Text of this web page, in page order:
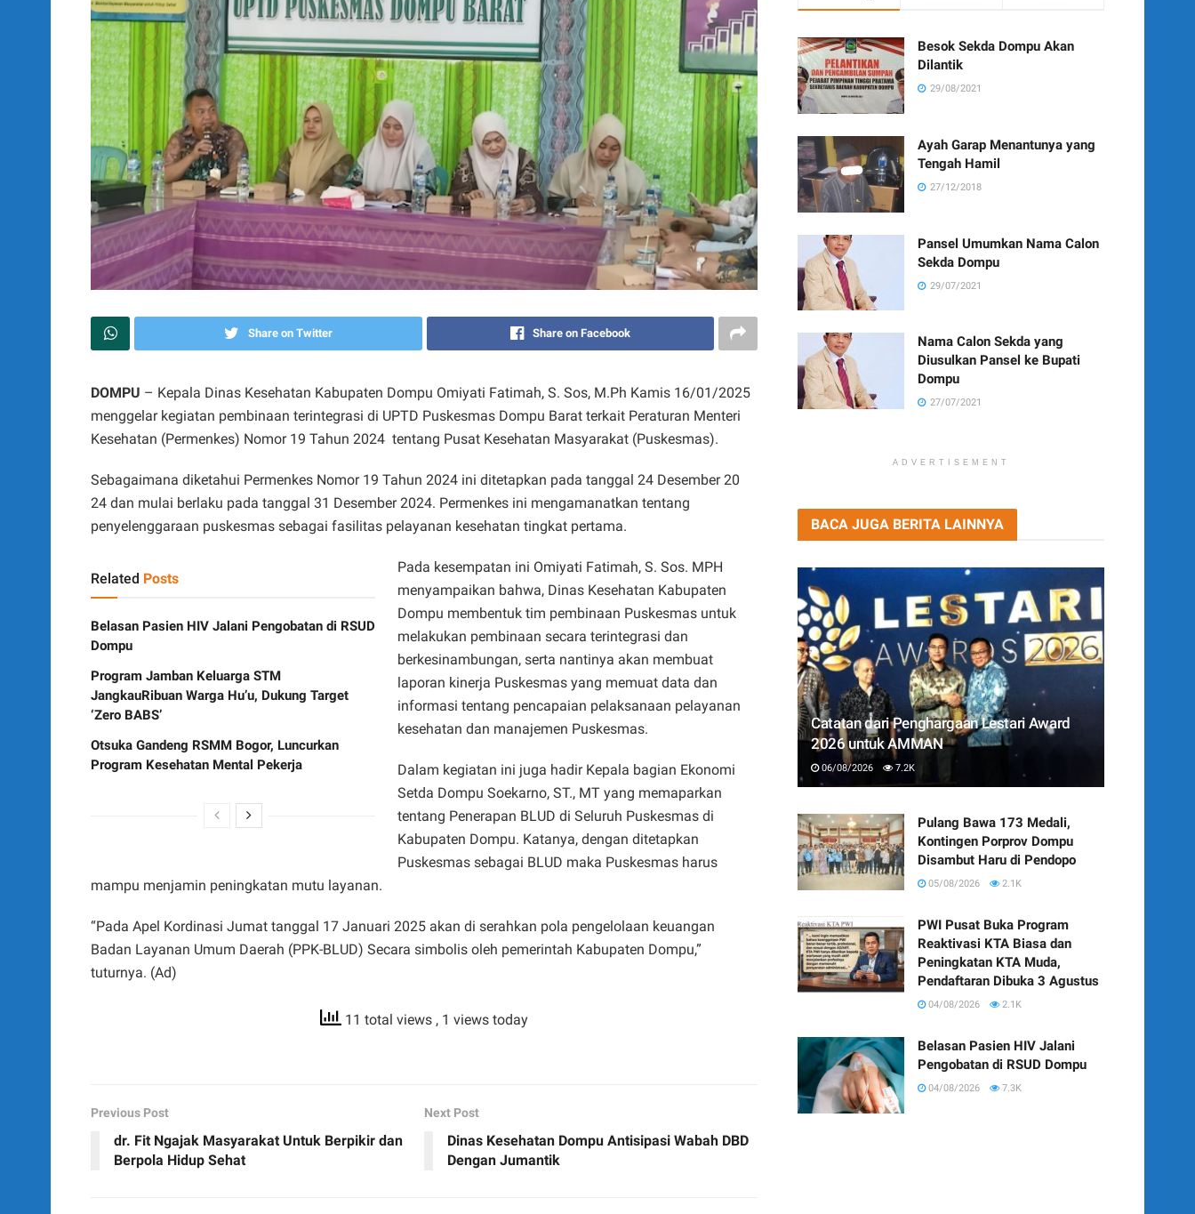
Share on Twitter Share on Facebook
DOMPU – Kepala Dinas Kesehatan Kabupaten Dompu Omiyati Fatimah, S. Sos, M.Ph Kamis 16/01/2025
menggelar kegiatan pembinaan terintegrasi di UPTD Puskesmas Dompu Barat terkait Peraturan Menteri
Kesehatan (Permenkes) Nomor 19 Tahun 2024 tentang Pusat Kesehatan Masyarakat (Puskesmas).
Sebagaimana diketahui Permenkes Nomor 19 Tahun 2024 ini ditetapkan pada tanggal 24 Desember 20
24 dan mulai berlaku pada tanggal 31 Desember 2024. Permenkes ini mengamanatkan tentang
penyelenggaraan puskesmas sebagai fasilitas pelayanan kesehatan tingkat pertama.
Related Posts
Belasan Pasien HIV Jalani Pengobatan di RSUD
Dompu
Program Jamban Keluarga STM
JangkauRibuan Warga Hu’u, Dukung Target
‘Zero BABS’
Otsuka Gandeng RSMM Bogor, Luncurkan
Program Kesehatan Mental Pekerja
Pada kesempatan ini Omiyati Fatimah, S. Sos. MPH
menyampaikan bahwa, Dinas Kesehatan Kabupaten
Dompu membentuk tim pembinaan Puskesmas untuk
melakukan pembinaan secara terintegrasi dan
berkesinambungan, serta nantinya akan membuat
laporan kinerja Puskesmas yang memuat data dan
informasi tentang pencapaian pelaksanaan pelayanan
kesehatan dan manajemen Puskesmas.
Dalam kegiatan ini juga hadir Kepala bagian Ekonomi
Setda Dompu Soekarno, ST., MT yang memaparkan
tentang Penerapan BLUD di Seluruh Puskesmas di
Kabupaten Dompu. Katanya, dengan ditetapkan
Puskesmas sebagai BLUD maka Puskesmas harus
mampu menjamin peningkatan mutu layanan.
“Pada Apel Kordinasi Jumat tanggal 17 Januari 2025 akan di serahkan pola pengelolaan keuangan
Badan Layanan Umum Daerah (PPK-BLUD) Secara simbolis oleh pemerintah Kabupaten Dompu,”
tuturnya. (Ad)
11 total views , 1 views today
Previous Post
dr. Fit Ngajak Masyarakat Untuk Berpikir dan
Berpola Hidup Sehat
Next Post
Dinas Kesehatan Dompu Antisipasi Wabah DBD
Dengan Jumantik
Besok Sekda Dompu Akan
Dilantik
29/08/2021
Ayah Garap Menantunya yang
Tengah Hamil
27/12/2018
Pansel Umumkan Nama Calon
Sekda Dompu
29/07/2021
Nama Calon Sekda yang
Diusulkan Pansel ke Bupati
Dompu
27/07/2021
ADVERTISEMENT
BACA JUGA BERITA LAINNYA
Catatan dari Penghargaan Lestari Award
2026 untuk AMMAN
06/08/2026 7.2K
Pulang Bawa 173 Medali,
Kontingen Porprov Dompu
Disambut Haru di Pendopo
05/08/2026 2.1K
PWI Pusat Buka Program
Reaktivasi KTA Biasa dan
Peningkatan KTA Muda,
Pendaftaran Dibuka 3 Agustus
04/08/2026 2.1K
Belasan Pasien HIV Jalani
Pengobatan di RSUD Dompu
04/08/2026 7.3K